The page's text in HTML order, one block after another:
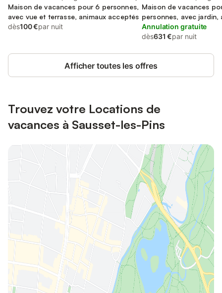
Maison de vacances pour 6 personnes,
avec vue et terrasse, animaux acceptés
dès100 €par nuit
Maison de vacances
personnes, avec jardin,
acceptés
Annulation gratuite
dès631 €par nuit
Afficher toutes les offres
Trouvez votre Locations de
vacances à Sausset-les-Pins